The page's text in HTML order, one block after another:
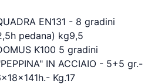
EN131 - 8 gradini
pedana) kg9,5
K100 5 gradini
IN ACCIAIO - 5+5 gr.-
Kg.17